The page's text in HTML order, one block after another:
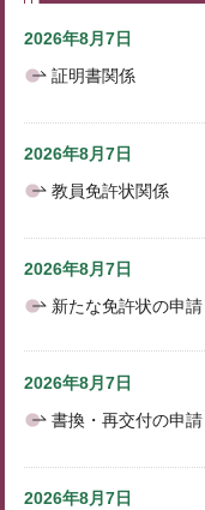
2026年8月7日
証明書関係
2026年8月7日
教員免許状関係
2026年8月7日
新たな免許状の申請
2026年8月7日
書換・再交付の申請
2026年8月7日